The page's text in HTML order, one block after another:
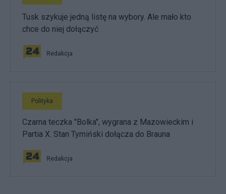
Tusk szykuje jedną listę na wybory. Ale mało kto
chce do niej dołączyć
Redakcja
Polityka
Czarna teczka "Bolka", wygrana z Mazowieckim i
Partia X. Stan Tymiński dołącza do Brauna
Redakcja